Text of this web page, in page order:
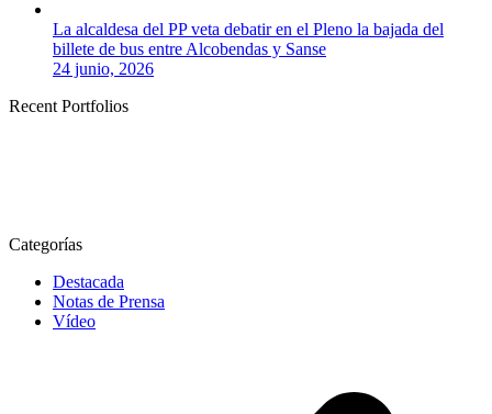
La alcaldesa del PP veta debatir en el Pleno la bajada del
billete de bus entre Alcobendas y Sanse
24 junio, 2026
Recent Portfolios
Categorías
Destacada
Notas de Prensa
Vídeo